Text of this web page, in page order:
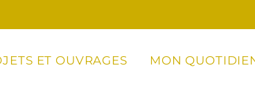
ET OUVRAGES MON